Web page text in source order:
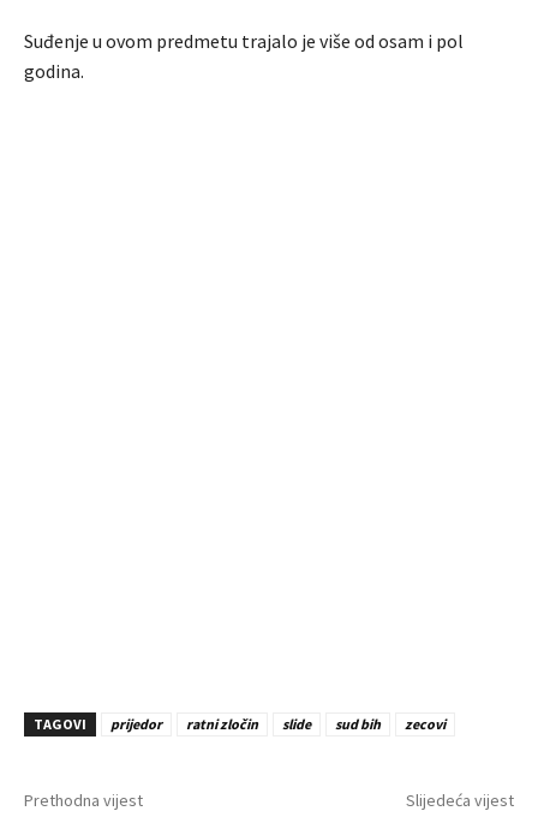
Suđenje u ovom predmetu trajalo je više od osam i pol
godina.
TAGOVI prijedor ratni zločin slide sud bih zecovi
Prethodna vijest Slijedeća vijest